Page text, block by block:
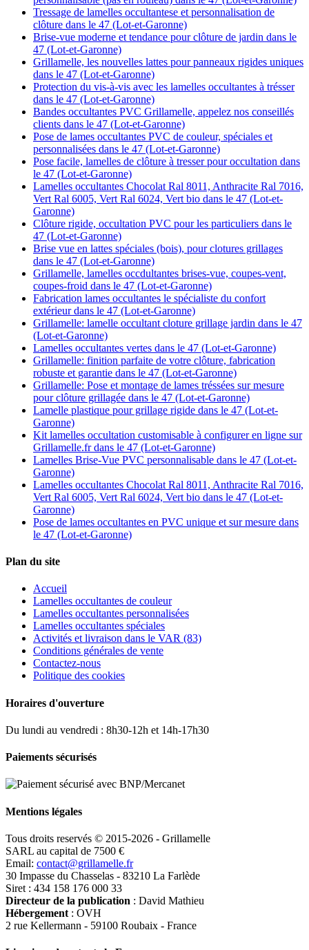
Tressage de lamelles occultantese et personnalisation de
clôture dans le 47 (Lot-et-Garonne)
Brise-vue moderne et tendance pour clôture de jardin dans le
47 (Lot-et-Garonne)
Grillamelle, les nouvelles lattes pour panneaux rigides uniques
dans le 47 (Lot-et-Garonne)
Protection du vis-à-vis avec les lamelles occultantes à trésser
dans le 47 (Lot-et-Garonne)
Bandes occultantes PVC Grillamelle, appelez nos conseillés
clients dans le 47 (Lot-et-Garonne)
Pose de lames occultantes PVC de couleur, spéciales et
personnalisées dans le 47 (Lot-et-Garonne)
Pose facile, lamelles de clôture à tresser pour occultation dans
le 47 (Lot-et-Garonne)
Lamelles occultantes Chocolat Ral 8011, Anthracite Ral 7016,
Vert Ral 6005, Vert Ral 6024, Vert bio dans le 47 (Lot-et-
Garonne)
Clôture rigide, occultation PVC pour les particuliers dans le
47 (Lot-et-Garonne)
Brise vue en lattes spéciales (bois), pour clotures grillages
dans le 47 (Lot-et-Garonne)
Grillamelle, lamelles occdultantes brises-vue, coupes-vent,
coupes-froid dans le 47 (Lot-et-Garonne)
Fabrication lames occultantes le spécialiste du confort
extérieur dans le 47 (Lot-et-Garonne)
Grillamelle: lamelle occultant cloture grillage jardin dans le 47
(Lot-et-Garonne)
Lamelles occultantes vertes dans le 47 (Lot-et-Garonne)
Grillamelle: finition parfaite de votre clôture, fabrication
robuste et garantie dans le 47 (Lot-et-Garonne)
Grillamelle: Pose et montage de lames tréssées sur mesure
pour clôture grillagée dans le 47 (Lot-et-Garonne)
Lamelle plastique pour grillage rigide dans le 47 (Lot-et-
Garonne)
Kit lamelles occultation customisable à configurer en ligne sur
Grillamelle.fr dans le 47 (Lot-et-Garonne)
Lamelles Brise-Vue PVC personnalisable dans le 47 (Lot-et-
Garonne)
Lamelles occultantes Chocolat Ral 8011, Anthracite Ral 7016,
Vert Ral 6005, Vert Ral 6024, Vert bio dans le 47 (Lot-et-
Garonne)
Pose de lames occultantes en PVC unique et sur mesure dans
le 47 (Lot-et-Garonne)
Plan du site
Accueil
Lamelles occultantes de couleur
Lamelles occultantes personnalisées
Lamelles occultantes spéciales
Activités et livraison dans le VAR (83)
Conditions générales de vente
Contactez-nous
Politique des cookies
Horaires d'ouverture
Du lundi au vendredi : 8h30-12h et 14h-17h30
Paiements sécurisés
Mentions légales
Tous droits reservés © 2015-2026 - Grillamelle
SARL au capital de 7500 €
Email: contact@grillamelle.fr
30 Impasse du Chasselas - 83210 La Farlède
Siret : 434 158 176 000 33
Directeur de la publication : David Mathieu
Hébergement : OVH
2 rue Kellermann - 59100 Roubaix - France